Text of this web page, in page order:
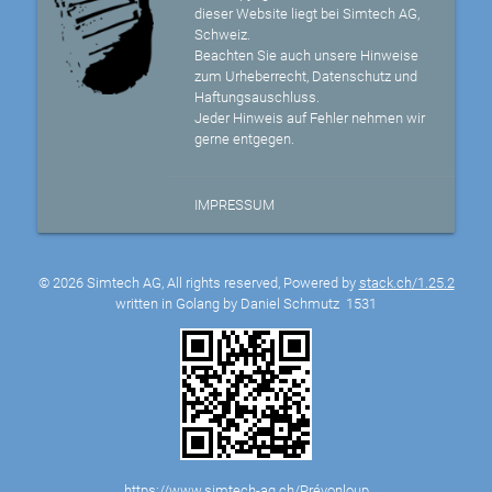
dieser Website liegt bei Simtech AG,
Schweiz.
Beachten Sie auch unsere Hinweise
zum Urheberrecht, Datenschutz und
Haftungsauschluss.
Jeder Hinweis auf Fehler nehmen wir
gerne entgegen.
IMPRESSUM
© 2026 Simtech AG, All rights reserved, Powered by stack.ch/1.25.2
written in Golang by Daniel Schmutz 1531